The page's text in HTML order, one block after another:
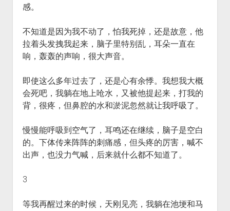
感。
不知道是因为我不动了，怕我死掉，还是故意，他
拉着头发拽我起来，脑子里特别乱，耳朵一直在
响，轰轰的声响，很大声音。
即使这么多年过去了，还是心有余悸。我想我大概
会死吧，我躺在地上呛水，又被他提起来，打我的
背，很疼，但鼻腔的水和淤泥忽然就让我呼吸了。
慢慢能呼吸到空气了，耳鸣还在继续，脑子是空白
的。下体传来阵阵的刺痛感，但头疼的厉害，喊不
出声，也没力气喊，后来就什么都不知道了。
3
等我再醒过来的时候，天刚见亮，我躺在池埂和马